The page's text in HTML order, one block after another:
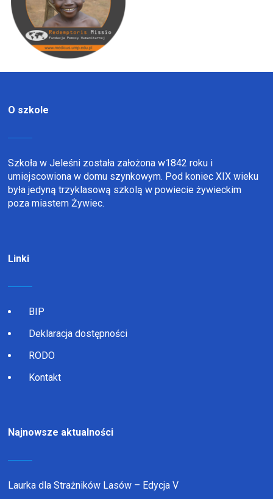
O szkole
Szkoła w Jeleśni została założona w1842 roku i
umiejscowiona w domu szynkowym. Pod koniec XIX wieku
była jedyną trzyklasową szkolą w powiecie żywieckim
poza miastem Żywiec.
Linki
BIP
Deklaracja dostępności
RODO
Kontakt
Najnowsze aktualności
Laurka dla Strażników Lasów – Edycja V